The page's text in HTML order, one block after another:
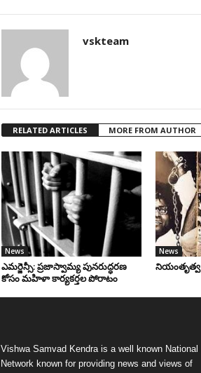
vskteam
RELATED ARTICLES MORE FROM AUTHOR
News
ఎమర్జెన్సీ: ప్రజాస్వామ్య పునరుద్ధరణ
కోసం మహిళా కార్యకర్తల పోరాటం
News
నియంతృత్వ
Vishwa Samvad Kendra is a well known National
Network known for providing news and views of